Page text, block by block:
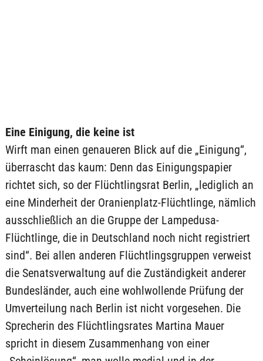
Eine Einigung, die keine ist
Wirft man einen genaueren Blick auf die „Einigung“,
überrascht das kaum: Denn das Einigungspapier
richtet sich, so der Flüchtlingsrat Berlin, „lediglich an
eine Minderheit der Oranienplatz-Flüchtlinge, nämlich
ausschließlich an die Gruppe der Lampedusa-
Flüchtlinge, die in Deutschland noch nicht registriert
sind“. Bei allen anderen Flüchtlingsgruppen verweist
die Senatsverwaltung auf die Zuständigkeit anderer
Bundesländer, auch eine wohlwollende Prüfung der
Umverteilung nach Berlin ist nicht vorgesehen. Die
Sprecherin des Flüchtlingsrates Martina Mauer
spricht in diesem Zusammenhang von einer